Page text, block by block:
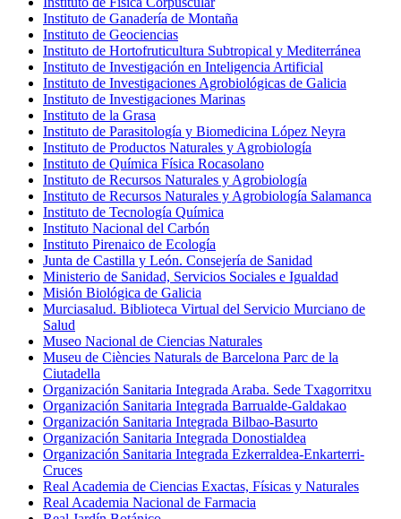
Instituto de Ganadería de Montaña
Instituto de Geociencias
Instituto de Hortofruticultura Subtropical y Mediterránea
Instituto de Investigación en Inteligencia Artificial
Instituto de Investigaciones Agrobiológicas de Galicia
Instituto de Investigaciones Marinas
Instituto de la Grasa
Instituto de Parasitología y Biomedicina López Neyra
Instituto de Productos Naturales y Agrobiología
Instituto de Química Física Rocasolano
Instituto de Recursos Naturales y Agrobiología
Instituto de Recursos Naturales y Agrobiología Salamanca
Instituto de Tecnología Química
Instituto Nacional del Carbón
Instituto Pirenaico de Ecología
Junta de Castilla y León. Consejería de Sanidad
Ministerio de Sanidad, Servicios Sociales e Igualdad
Misión Biológica de Galicia
Murciasalud. Biblioteca Virtual del Servicio Murciano de
Salud
Museo Nacional de Ciencias Naturales
Museu de Ciències Naturals de Barcelona Parc de la
Ciutadella
Organización Sanitaria Integrada Araba. Sede Txagorritxu
Organización Sanitaria Integrada Barrualde-Galdakao
Organización Sanitaria Integrada Bilbao-Basurto
Organización Sanitaria Integrada Donostialdea
Organización Sanitaria Integrada Ezkerraldea-Enkarterri-
Cruces
Real Academia de Ciencias Exactas, Físicas y Naturales
Real Academia Nacional de Farmacia